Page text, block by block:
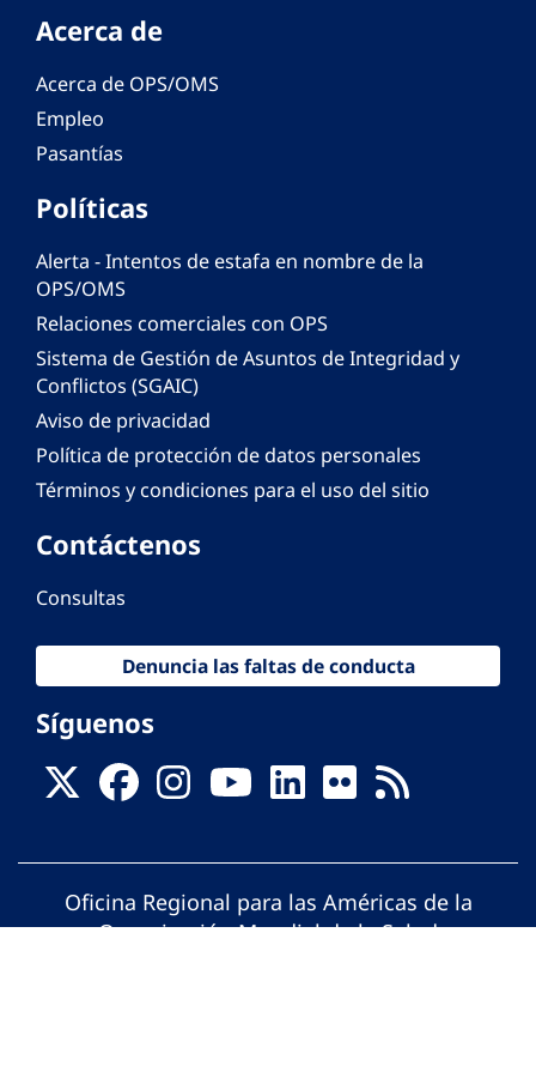
Acerca de
Acerca de OPS/OMS
Empleo
Pasantías
Políticas
Alerta - Intentos de estafa en nombre de la
OPS/OMS
Relaciones comerciales con OPS
Sistema de Gestión de Asuntos de Integridad y
Conflictos (SGAIC)
Aviso de privacidad
Política de protección de datos personales
Términos y condiciones para el uso del sitio
Contáctenos
Consultas
Denuncia las faltas de conducta
Síguenos
Oficina Regional para las Américas de la
Organización Mundial de la Salud